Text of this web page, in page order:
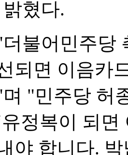
혔다.
불어민주당
되면 이음카
"민주당 허
정복이 되
야 합니다.